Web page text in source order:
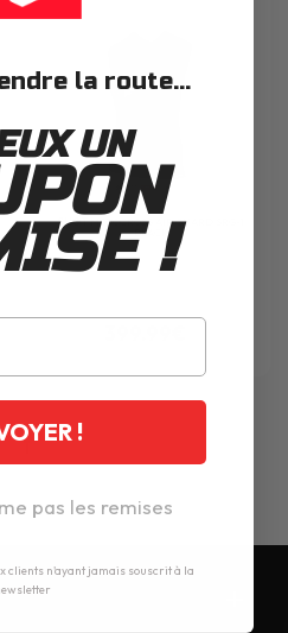
SHOTMOTOCROSS AIR GUARD SRG-1
BLACK
1
la route...
UN
!
!
pas les remises
clients n'ayant jamais souscrit à la